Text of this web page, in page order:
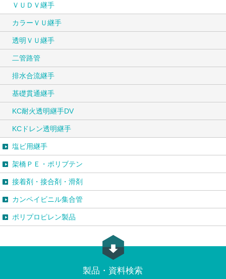
ＶＵＤＶ継手
カラーＶＵ継手
透明ＶＵ継手
二管路管
排水合流継手
基礎貫通継手
KC耐火透明継手DV
KCドレン透明継手
塩ビ用継手
架橋ＰＥ・ポリブテン
接着剤・接合剤・滑剤
カンペイビニル集合管
ポリプロピレン製品
製品・資料検索